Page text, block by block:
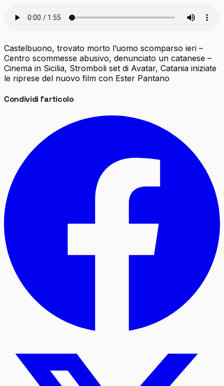
Castelbuono, trovato morto l’uomo scomparso ieri –
Centro scommesse abusivo, denunciato un catanese –
Cinema in Sicilia, Stromboli set di Avatar, Catania iniziate
le riprese del nuovo film con Ester Pantano
Condividi l'articolo